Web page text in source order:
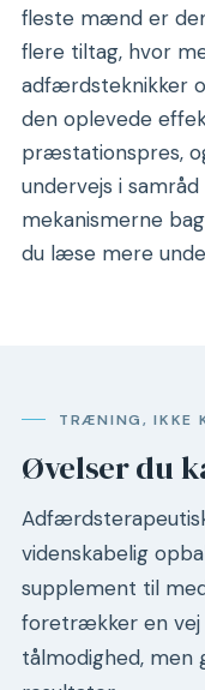
fleste mænd er
flere tiltag, hvor
adfærdsteknikker
den oplevede
præstationspres,
undervejs i
mekanismerne
du læse mere
TRÆNING, IKKE
Øvelser du
videnskabelig
supplement til
foretrækker en vej
tålmodighed,